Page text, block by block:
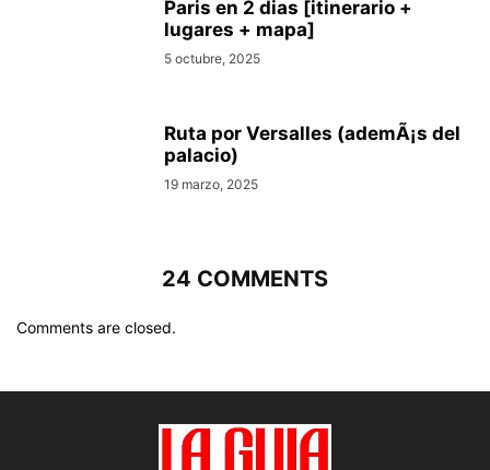
Paris en 2 dias [itinerario +
lugares + mapa]
5 octubre, 2025
Ruta por Versalles (ademÃ¡s del
palacio)
19 marzo, 2025
24 COMMENTS
Comments are closed.